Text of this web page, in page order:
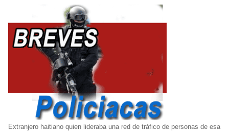
Extranjero haitiano quien lideraba una red de tráfico de personas de esa